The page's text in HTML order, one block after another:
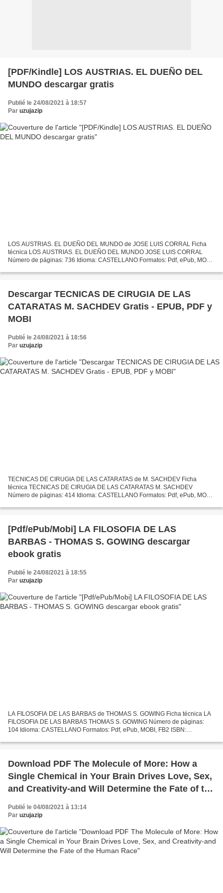
[PDF/Kindle] LOS AUSTRIAS. EL DUEÑO DEL
MUNDO descargar gratis
Publié le 24/08/2021 à 18:57
Par uzujazip
LOS AUSTRIAS. EL DUEÑO DEL MUNDO de JOSE LUIS CORRAL Ficha
técnica LOS AUSTRIAS. EL DUEÑO DEL MUNDO JOSE LUIS CORRAL
Número de páginas: 736 Idioma: CASTELLANO Formatos: Pdf, ePub, MOBI,
Descargar...
Descargar TECNICAS DE CIRUGIA DE LAS
CATARATAS M. SACHDEV Gratis - EPUB, PDF y
MOBI
Publié le 24/08/2021 à 18:56
Par uzujazip
TECNICAS DE CIRUGIA DE LAS CATARATAS de M. SACHDEV Ficha
técnica TECNICAS DE CIRUGIA DE LAS CATARATAS M. SACHDEV
Número de páginas: 414 Idioma: CASTELLANO Formatos: Pdf, ePub, MOBI,
Descargar...
[Pdf/ePub/Mobi] LA FILOSOFIA DE LAS
BARBAS - THOMAS S. GOWING descargar
ebook gratis
Publié le 24/08/2021 à 18:55
Par uzujazip
LA FILOSOFIA DE LAS BARBAS de THOMAS S. GOWING Ficha técnica LA
FILOSOFIA DE LAS BARBAS THOMAS S. GOWING Número de páginas:
104 Idioma: CASTELLANO Formatos: Pdf, ePub, MOBI, FB2 ISBN:
Descargar...
Download PDF The Molecule of More: How a
Single Chemical in Your Brain Drives Love, Sex,
and Creativity-and Will Determine the Fate of the
Human Race
Publié le 04/08/2021 à 13:14
Par uzujazip